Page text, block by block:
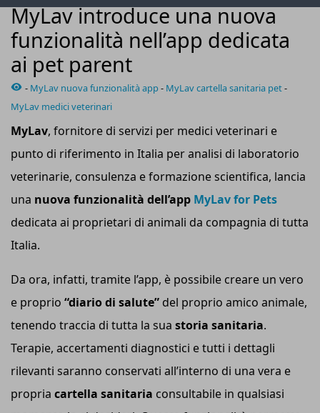
MyLav introduce una nuova
funzionalità nell’app dedicata
ai pet parent
- MyLav nuova funzionalità app- MyLav cartella sanitaria pet-
MyLav medici veterinari
MyLav, fornitore di servizi per medici veterinari e
punto di riferimento in Italia per analisi di laboratorio
veterinarie, consulenza e formazione scientifica, lancia
una nuova funzionalità dell’app MyLav for Pets
dedicata ai proprietari di animali da compagnia di tutta
Italia.
Da ora, infatti, tramite l’app, è possibile creare un vero
e proprio “diario di salute” del proprio amico animale,
tenendo traccia di tutta la sua storia sanitaria.
Terapie, accertamenti diagnostici e tutti i dettagli
rilevanti saranno conservati all’interno di una vera e
propria cartella sanitaria consultabile in qualsiasi